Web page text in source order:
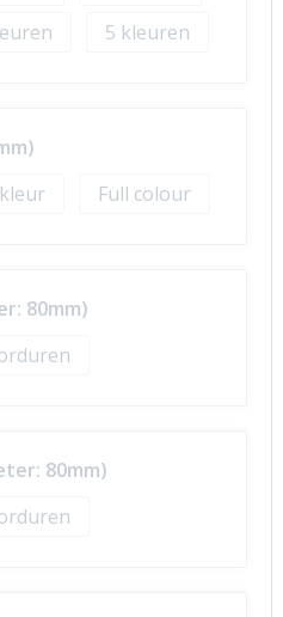
5
Full colour
80mm)
80mm)